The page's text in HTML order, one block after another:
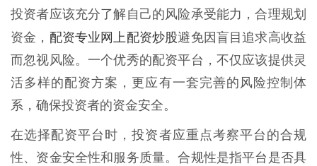
投资者应该充分了解自己的风险承受能力，合理规划
资金， 配资专业网上配资炒股避免因盲目追求高收益
而忽视风险。一个优秀的配资平台，不仅应该提供灵
活多样的配资方案，更应有一套完善的风险控制体
系，确保投资者的资金安全。
在选择配资平台时，投资者应重点考察平台的合规
性、资金安全性和服务质量。合规性是指平台是否具